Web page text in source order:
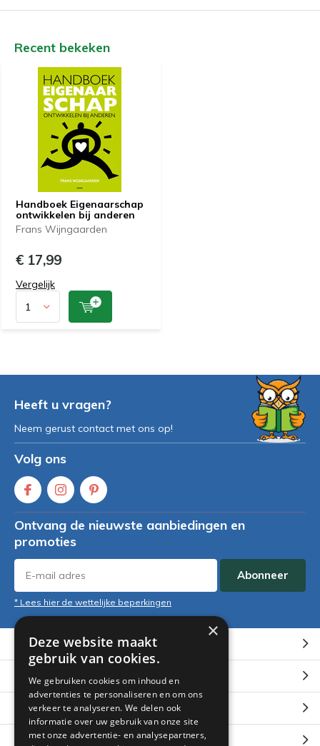
Recent bekeken
Handboek Eigenaarschap
ontwikkelen bij anderen
Frans Wijngaarden
€ 17,99
Vergelijk
Heeft u vragen?
Neem gerust contact met ons op!
Volg ons
Ontvang de nieuwste aanbiedingen en
promoties
Abonneer
* Lees hier de wettelijke beperkingen
Klantenservice
Mijn account
Categorieën
Contact
×
Deze website maakt
gebruik van cookies.
We gebruiken cookies om inhoud en
advertenties te personaliseren en om ons
verkeer te analyseren. We delen ook
informatie over uw gebruik van onze site
met onze advertentie- en analysepartners,